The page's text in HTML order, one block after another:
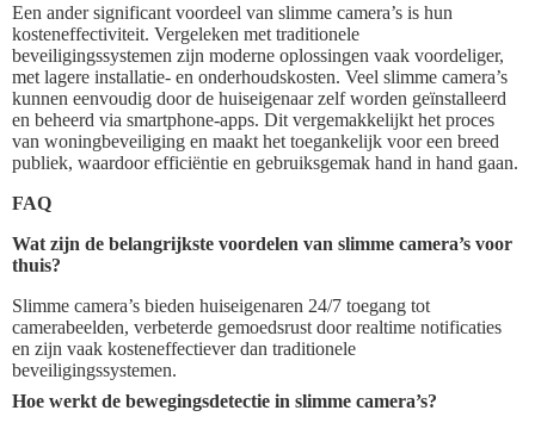
Een ander significant voordeel van slimme camera’s is hun
kosteneffectiviteit. Vergeleken met traditionele
beveiligingssystemen zijn moderne oplossingen vaak voordeliger,
met lagere installatie- en onderhoudskosten. Veel slimme camera’s
kunnen eenvoudig door de huiseigenaar zelf worden geïnstalleerd
en beheerd via smartphone-apps. Dit vergemakkelijkt het proces
van woningbeveiliging en maakt het toegankelijk voor een breed
publiek, waardoor efficiëntie en gebruiksgemak hand in hand gaan.
FAQ
Wat zijn de belangrijkste voordelen van slimme camera’s voor
thuis?
Slimme camera’s bieden huiseigenaren 24/7 toegang tot
camerabeelden, verbeterde gemoedsrust door realtime notificaties
en zijn vaak kosteneffectiever dan traditionele
beveiligingssystemen.
Hoe werkt de bewegingsdetectie in slimme camera’s?